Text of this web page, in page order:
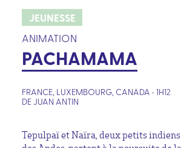
JEUNESSE
ANIMATION
PACHAMAMA
FRANCE, LUXEMBOURG, CANADA • 1H12
DE JUAN ANTIN
Tepulpaï et Naïra, deux petits